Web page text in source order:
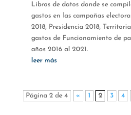
Libros de datos donde se
gastos en las campañas
2018, Presidencia 2018,
gastos de Funcionamiento de
años 2016 al 2021.
leer más
Página 2 de 4 « 1 2 3 4